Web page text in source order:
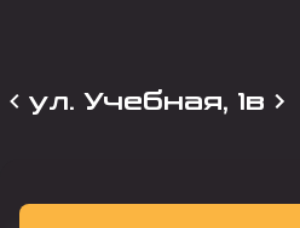
ул. Учебная, 1в